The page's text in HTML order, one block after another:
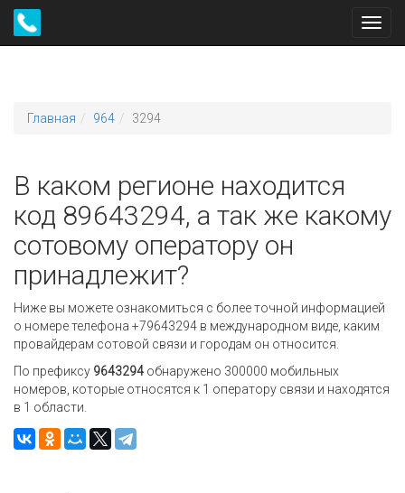
Главная 964 3294
В каком регионе находится
код 89643294, а так же какому
сотовому оператору он
принадлежит?
Ниже вы можете ознакомиться с более точной информацией
о номере телефона +79643294 в международном виде, каким
провайдерам сотовой связи и городам он относится.
По префиксу 9643294 обнаружено 300000 мобильных
номеров, которые относятся к 1 оператору связи и находятся
в 1 области.